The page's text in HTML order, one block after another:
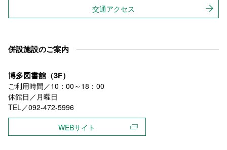
交通アクセス
併設施設のご案内
博多図書館（3F）
ご利用時間／10：00～18：00
休館日／月曜日
TEL／092-472-5996
WEBサイト